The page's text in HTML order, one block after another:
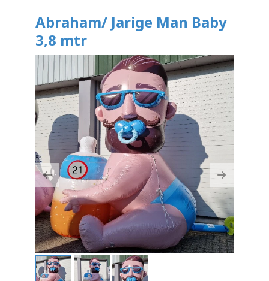
Abraham/ Jarige Man Baby
3,8 mtr
Previous Next